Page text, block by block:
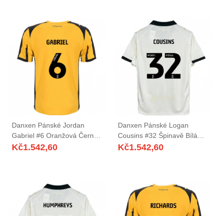
Danxen Pánské Jordan
Gabriel #6 Oranžová Černá
Daleko Hráčské Dresy
Kč1.542,60
Danxen Pánské Logan
Cousins #32 Špinavě Bílá
Černá Domů Hráčské Dresy
Kč1.542,60